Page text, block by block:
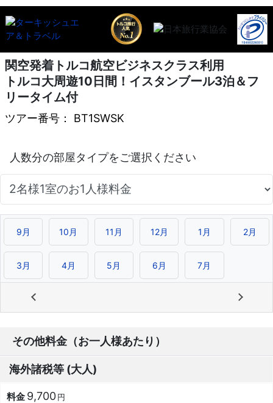
関空発着トルコ航空ビジネスクラス利用
トルコ大周遊10日間！イスタンブール3泊＆フ
リータイム付
ツアー番号： BT1SWSK
9月 10月 11月 12月 1月 2月
3月 4月 5月 6月 7月
その他料金（お一人様あたり）
海外諸税等 (大人)
9,700円